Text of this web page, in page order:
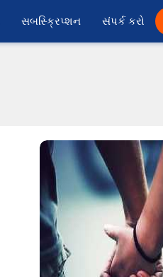
સબસ્ક્રિપ્શન સંપર્ક કરો